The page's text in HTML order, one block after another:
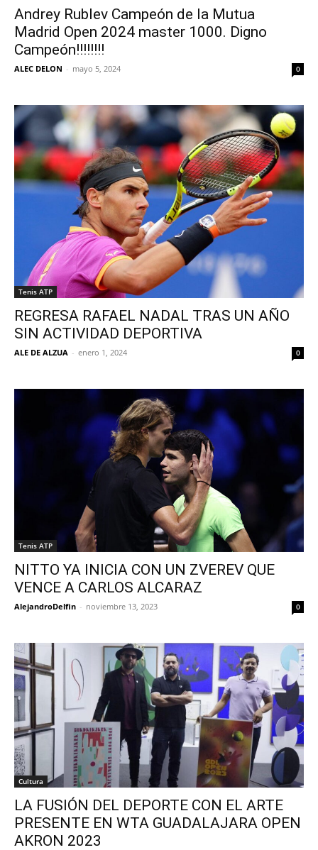
Andrey Rublev Campeón de la Mutua
Madrid Open 2024 master 1000. Digno
Campeón!!!!!!!!
ALEC DELON - mayo 5, 2024 0
Tenis ATP
REGRESA RAFAEL NADAL TRAS UN AÑO
SIN ACTIVIDAD DEPORTIVA
ALE DE ALZUA - enero 1, 2024 0
Tenis ATP
NITTO YA INICIA CON UN ZVEREV QUE
VENCE A CARLOS ALCARAZ
AlejandroDelfin - noviembre 13, 2023 0
Cultura
LA FUSIÓN DEL DEPORTE CON EL ARTE
PRESENTE EN WTA GUADALAJARA OPEN
AKRON 2023